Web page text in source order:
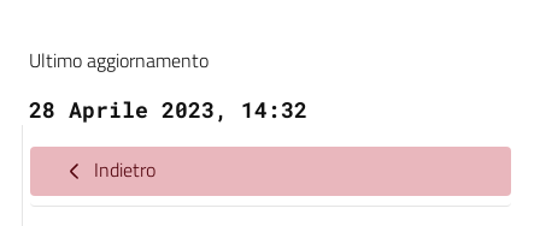
Ultimo aggiornamento
28 Aprile 2023, 14:32
Indietro